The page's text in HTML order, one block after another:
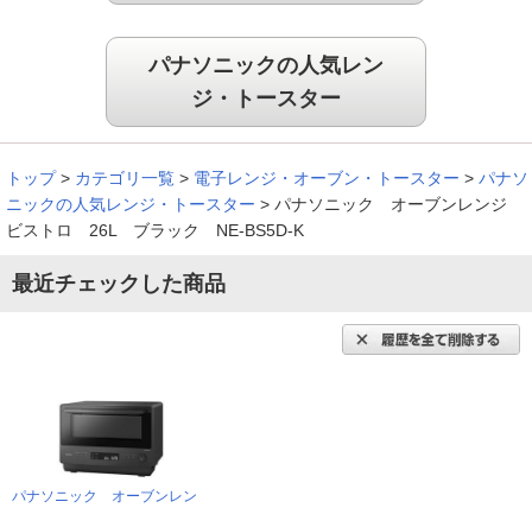
パナソニックの人気レン
ジ・トースター
トップ > カテゴリ一覧 > 電子レンジ・オーブン・トースター > パナソ
ニックの人気レンジ・トースター > パナソニック オーブンレンジ
ビストロ 26L ブラック NE-BS5D-K
最近チェックした商品
パナソニック オーブンレン